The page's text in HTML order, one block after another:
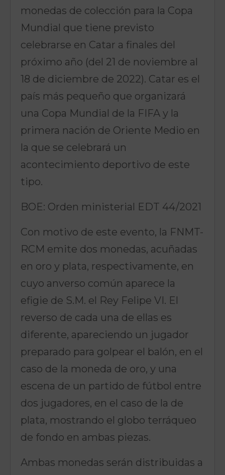
monedas de colección para la Copa
Mundial que tiene previsto
celebrarse en Catar a finales del
próximo año (del 21 de noviembre al
18 de diciembre de 2022). Catar es el
país más pequeño que organizará
una Copa Mundial de la FIFA y la
primera nación de Oriente Medio en
la que se celebrará un
acontecimiento deportivo de este
tipo.
BOE: Orden ministerial EDT 44/2021
Con motivo de este evento, la FNMT-
RCM emite dos monedas, acuñadas
en oro y plata, respectivamente, en
cuyo anverso común aparece la
efigie de S.M. el Rey Felipe VI. El
reverso de cada una de ellas es
diferente, apareciendo un jugador
preparado para golpear el balón, en el
caso de la moneda de oro, y una
escena de un partido de fútbol entre
dos jugadores, en el caso de la de
plata, mostrando el globo terráqueo
de fondo en ambas piezas.
Ambas monedas serán distribuidas a